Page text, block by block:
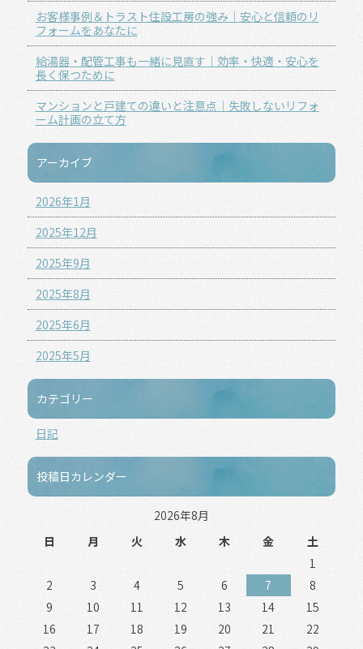
お客様事例＆トラスト住設工房の強み｜安心と信頼のリ
フォームをあなたに
給湯器・配管工事も一緒に見直す｜効率・快適・安心を
長く保つために
マンションと戸建ての違いと注意点｜失敗しないリフォ
ーム計画の立て方
アーカイブ
2026年1月
2025年12月
2025年9月
2025年8月
2025年6月
2025年5月
カテゴリー
日記
投稿日カレンダー
2026年8月
日
月 火 水 木 金
土
1
2
3 4 5 6 7
8
9
10 11 12 13 14
15
16
17 18 19 20 21
22